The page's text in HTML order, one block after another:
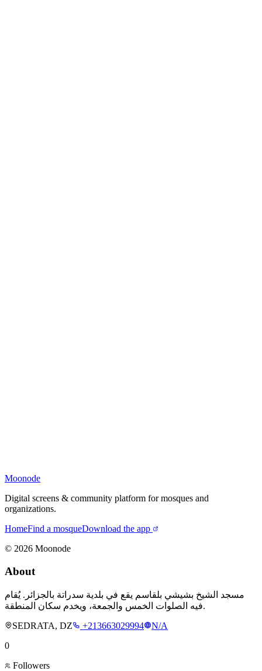
Moonode
Digital screens & community platform for mosques and
organizations.
HomeFind a mosqueDownload the app
© 2026 Moonode
About
مسجد الشيخ بشيشي بلقاسم يقع في بلدية سدراتة بالجزائر. يُقام
فيه الصلوات الخمس والجمعة، ويخدم سكان المنطقة.
SEDRATA, DZ
+213663029994
N/A
0
Followers